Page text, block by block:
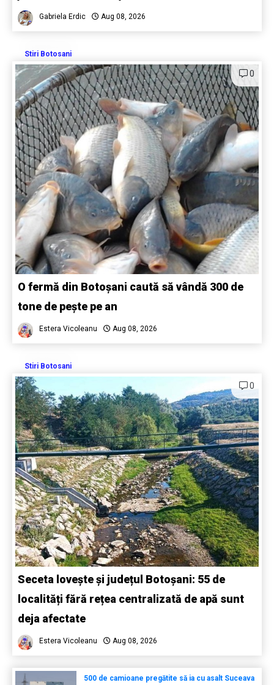
Gabriela Erdic Aug 08, 2026
Stiri Botosani
0
O fermă din Botoșani caută să vândă 300 de
tone de pește pe an
Estera Vicoleanu Aug 08, 2026
Stiri Botosani
0
Seceta lovește și județul Botoșani: 55 de
localități fără rețea centralizată de apă sunt
deja afectate
Estera Vicoleanu Aug 08, 2026
500 de camioane pregătite să ia cu asalt Suceava